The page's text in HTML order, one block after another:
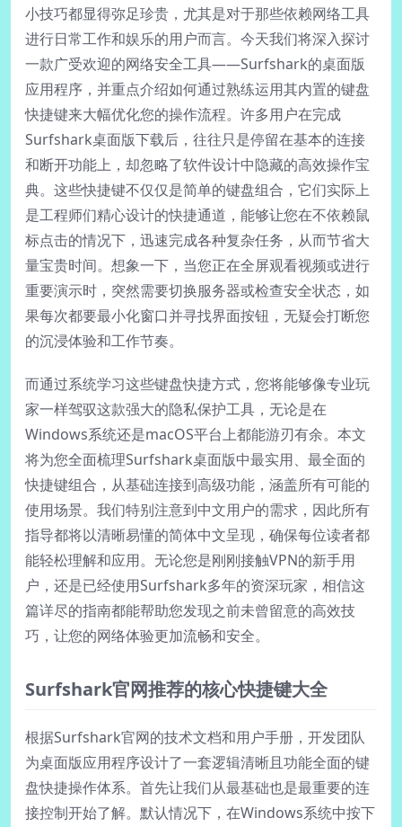
小技巧都显得弥足珍贵，尤其是对于那些依赖网络工具
进行日常工作和娱乐的用户而言。今天我们将深入探讨
一款广受欢迎的网络安全工具——Surfshark的桌面版
应用程序，并重点介绍如何通过熟练运用其内置的键盘
快捷键来大幅优化您的操作流程。许多用户在完成
Surfshark桌面版下载后，往往只是停留在基本的连接
和断开功能上，却忽略了软件设计中隐藏的高效操作宝
典。这些快捷键不仅仅是简单的键盘组合，它们实际上
是工程师们精心设计的快捷通道，能够让您在不依赖鼠
标点击的情况下，迅速完成各种复杂任务，从而节省大
量宝贵时间。想象一下，当您正在全屏观看视频或进行
重要演示时，突然需要切换服务器或检查安全状态，如
果每次都要最小化窗口并寻找界面按钮，无疑会打断您
的沉浸体验和工作节奏。
而通过系统学习这些键盘快捷方式，您将能够像专业玩
家一样驾驭这款强大的隐私保护工具，无论是在
Windows系统还是macOS平台上都能游刃有余。本文
将为您全面梳理Surfshark桌面版中最实用、最全面的
快捷键组合，从基础连接到高级功能，涵盖所有可能的
使用场景。我们特别注意到中文用户的需求，因此所有
指导都将以清晰易懂的简体中文呈现，确保每位读者都
能轻松理解和应用。无论您是刚刚接触VPN的新手用
户，还是已经使用Surfshark多年的资深玩家，相信这
篇详尽的指南都能帮助您发现之前未曾留意的高效技
巧，让您的网络体验更加流畅和安全。
Surfshark官网推荐的核心快捷键大全
根据Surfshark官网的技术文档和用户手册，开发团队
为桌面版应用程序设计了一套逻辑清晰且功能全面的键
盘快捷操作体系。首先让我们从最基础也是最重要的连
接控制开始了解。默认情况下，在Windows系统中按下